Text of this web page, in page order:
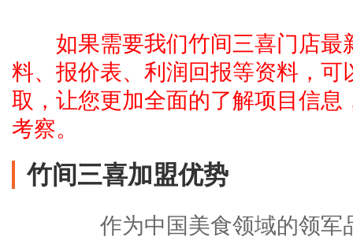
如果需要我们竹间三喜门店最
料、报价表、利润回报等资料，可
取，让您更加全面的了解项目信息
考察。
竹间三喜加盟优势
作为中国美食领域的领军